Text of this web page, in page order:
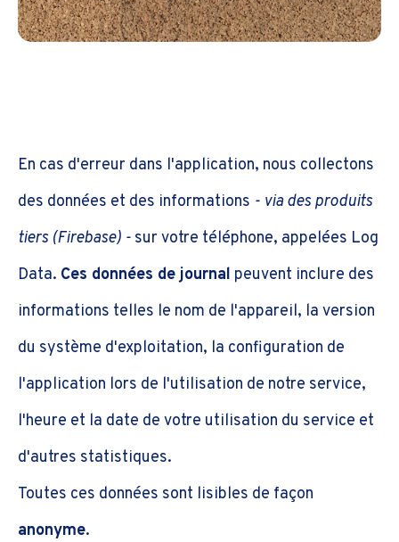
En cas d'erreur dans l'application, nous collectons
des données et des informations - via des produits
tiers (Firebase) - sur votre téléphone, appelées Log
Data. Ces données de journal peuvent inclure des
informations telles le nom de l'appareil, la version
du système d'exploitation, la configuration de
l'application lors de l'utilisation de notre service,
l'heure et la date de votre utilisation du service et
d'autres statistiques.
Toutes ces données sont lisibles de façon
anonyme.